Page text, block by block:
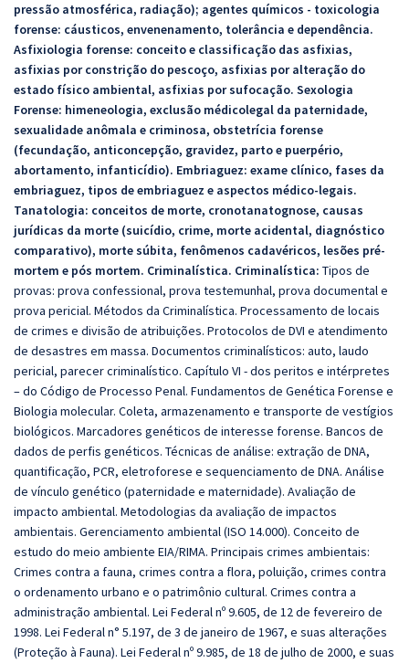
pressão atmosférica, radiação); agentes químicos - toxicologia
forense: cáusticos, envenenamento, tolerância e dependência.
Asfixiologia forense: conceito e classificação das asfixias,
asfixias por constrição do pescoço, asfixias por alteração do
estado físico ambiental, asfixias por sufocação. Sexologia
Forense: himeneologia, exclusão médicolegal da paternidade,
sexualidade anômala e criminosa, obstetrícia forense
(fecundação, anticoncepção, gravidez, parto e puerpério,
abortamento, infanticídio). Embriaguez: exame clínico, fases da
embriaguez, tipos de embriaguez e aspectos médico-legais.
Tanatologia: conceitos de morte, cronotanatognose, causas
jurídicas da morte (suicídio, crime, morte acidental, diagnóstico
comparativo), morte súbita, fenômenos cadavéricos, lesões pré-
mortem e pós mortem. Criminalística. Criminalística: Tipos de
provas: prova confessional, prova testemunhal, prova documental e
prova pericial. Métodos da Criminalística. Processamento de locais
de crimes e divisão de atribuições. Protocolos de DVI e atendimento
de desastres em massa. Documentos criminalísticos: auto, laudo
pericial, parecer criminalístico. Capítulo VI - dos peritos e intérpretes
– do Código de Processo Penal. Fundamentos de Genética Forense e
Biologia molecular. Coleta, armazenamento e transporte de vestígios
biológicos. Marcadores genéticos de interesse forense. Bancos de
dados de perfis genéticos. Técnicas de análise: extração de DNA,
quantificação, PCR, eletroforese e sequenciamento de DNA. Análise
de vínculo genético (paternidade e maternidade). Avaliação de
impacto ambiental. Metodologias da avaliação de impactos
ambientais. Gerenciamento ambiental (ISO 14.000). Conceito de
estudo do meio ambiente EIA/RIMA. Principais crimes ambientais:
Crimes contra a fauna, crimes contra a flora, poluição, crimes contra
o ordenamento urbano e o patrimônio cultural. Crimes contra a
administração ambiental. Lei Federal nº 9.605, de 12 de fevereiro de
1998. Lei Federal n° 5.197, de 3 de janeiro de 1967, e suas alterações
(Proteção à Fauna). Lei Federal nº 9.985, de 18 de julho de 2000, e suas